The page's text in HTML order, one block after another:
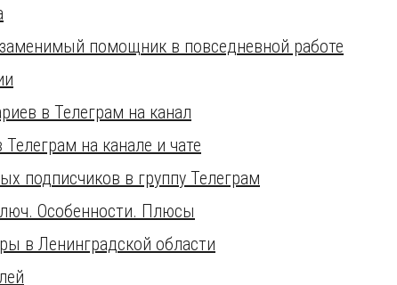
помощник в повседневной работе
в Телеграм на канал
на канале и чате
подписчиков в группу Телеграм
Особенности. Плюсы
в Ленинградской области